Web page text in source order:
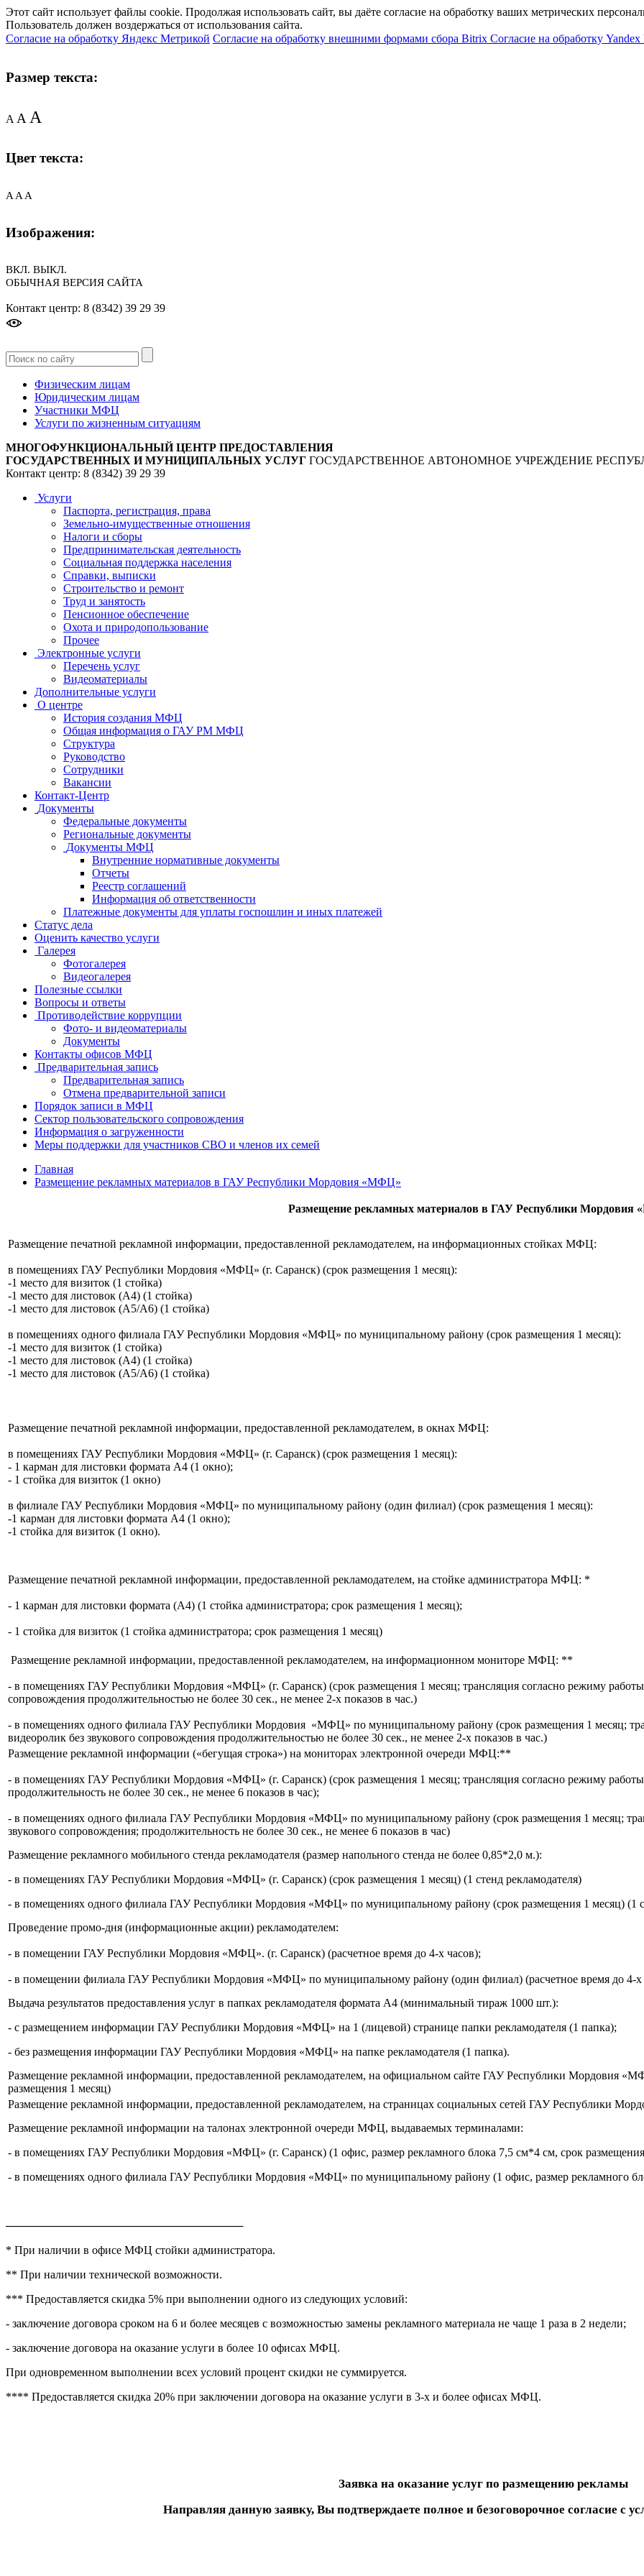
Этот сайт использует файлы cookie. Продолжая использовать сайт, вы даёте согласие на обработку ваших метрических
Пользователь должен воздержаться от использования сайта.
Согласие на обработку Яндекс Метрикой Согласие на обработку внешними формами сбора Bitrix Согласие на обработку Yandex
Размер текста:
AAA
Цвет текста:
A A A
Изображения:
ВКЛ. ВЫКЛ.
ОБЫЧНАЯ ВЕРСИЯ САЙТА
Контакт центр: 8 (8342) 39 29 39
Физическим лицам
Юридическим лицам
Участники МФЦ
Услуги по жизненным ситуациям
МНОГОФУНКЦИОНАЛЬНЫЙ ЦЕНТР ПРЕДОСТАВЛЕНИЯ
ГОСУДАРСТВЕННЫХ И МУНИЦИПАЛЬНЫХ УСЛУГ ГОСУДАРСТВЕННОЕ АВТОНОМНОЕ УЧРЕЖДЕНИЕ
Контакт центр: 8 (8342) 39 29 39
Услуги
Паспорта, регистрация, права
Земельно-имущественные отношения
Налоги и сборы
Предпринимательская деятельность
Социальная поддержка населения
Справки, выписки
Строительство и ремонт
Труд и занятость
Пенсионное обеспечение
Охота и природопользование
Прочее
Электронные услуги
Перечень услуг
Видеоматериалы
Дополнительные услуги
О центре
История создания МФЦ
Общая информация о ГАУ РМ МФЦ
Структура
Руководство
Сотрудники
Вакансии
Контакт-Центр
Документы
Федеральные документы
Региональные документы
Документы МФЦ
Внутренние нормативные документы
Отчеты
Реестр соглашений
Информация об ответственности
Платежные документы для уплаты госпошлин и иных платежей
Статус дела
Оценить качество услуги
Галерея
Фотогалерея
Видеогалерея
Полезные ссылки
Вопросы и ответы
Противодействие коррупции
Фото- и видеоматериалы
Документы
Контакты офисов МФЦ
Предварительная запись
Предварительная запись
Отмена предварительной записи
Порядок записи в МФЦ
Сектор пользовательского сопровождения
Информация о загруженности
Меры поддержки для участников СВО и членов их семей
Главная
Размещение рекламных материалов в ГАУ Республики Мордовия «МФЦ»
Размещение рекламных материалов в ГАУ Республики Мордовия
Размещение печатной рекламной информации, предоставленной рекламодателем, на информационных стойках МФЦ:
в помещениях ГАУ Республики Мордовия «МФЦ» (г. Саранск) (срок размещения 1 месяц):
-1 место для визиток (1 стойка)
-1 место для листовок (А4) (1 стойка)
-1 место для листовок (А5/А6) (1 стойка)
в помещениях одного филиала ГАУ Республики Мордовия «МФЦ» по муниципальному району (срок размещения 1 месяц):
-1 место для визиток (1 стойка)
-1 место для листовок (А4) (1 стойка)
-1 место для листовок (А5/А6) (1 стойка)
Размещение печатной рекламной информации, предоставленной рекламодателем, в окнах МФЦ:
в помещениях ГАУ Республики Мордовия «МФЦ» (г. Саранск) (срок размещения 1 месяц):
- 1 карман для листовки формата А4 (1 окно);
- 1 стойка для визиток (1 окно)
в филиале ГАУ Республики Мордовия «МФЦ» по муниципальному району (один филиал) (срок размещения 1 месяц):
-1 карман для листовки формата А4 (1 окно);
-1 стойка для визиток (1 окно).
Размещение печатной рекламной информации, предоставленной рекламодателем, на стойке администратора МФЦ: *
- 1 карман для листовки формата (А4) (1 стойка администратора; срок размещения 1 месяц);
- 1 стойка для визиток (1 стойка администратора; срок размещения 1 месяц)
Размещение рекламной информации, предоставленной рекламодателем, на информационном мониторе МФЦ: **
- в помещениях ГАУ Республики Мордовия «МФЦ» (г. Саранск) (срок размещения 1 месяц; трансляция согласно режиму работы
сопровождения продолжительностью не более 30 сек., не менее 2-х показов в час.)
- в помещениях одного филиала ГАУ Республики Мордовия «МФЦ» по муниципальному району (срок размещения 1 месяц;
видеоролик без звукового сопровождения продолжительностью не более 30 сек., не менее 2-х показов в час.)
Размещение рекламной информации («бегущая строка») на мониторах электронной очереди МФЦ:**
- в помещениях ГАУ Республики Мордовия «МФЦ» (г. Саранск) (срок размещения 1 месяц; трансляция согласно режиму работы
продолжительность не более 30 сек., не менее 6 показов в час);
- в помещениях одного филиала ГАУ Республики Мордовия «МФЦ» по муниципальному району (срок размещения 1 месяц;
звукового сопровождения; продолжительность не более 30 сек., не менее 6 показов в час)
Размещение рекламного мобильного стенда рекламодателя (размер напольного стенда не более 0,85*2,0 м.):
- в помещениях ГАУ Республики Мордовия «МФЦ» (г. Саранск) (срок размещения 1 месяц) (1 стенд рекламодателя)
- в помещениях одного филиала ГАУ Республики Мордовия «МФЦ» по муниципальному району (срок размещения 1 месяц) (1
Проведение промо-дня (информационные акции) рекламодателем:
- в помещении ГАУ Республики Мордовия «МФЦ». (г. Саранск) (расчетное время до 4-х часов);
- в помещении филиала ГАУ Республики Мордовия «МФЦ» по муниципальному району (один филиал) (расчетное время до 4-х
Выдача результатов предоставления услуг в папках рекламодателя формата А4 (минимальный тираж 1000 шт.):
- с размещением информации ГАУ Республики Мордовия «МФЦ» на 1 (лицевой) странице папки рекламодателя (1 папка);
- без размещения информации ГАУ Республики Мордовия «МФЦ» на папке рекламодателя (1 папка).
Размещение рекламной информации, предоставленной рекламодателем, на официальном сайте ГАУ Республики Мордовия
размещения 1 месяц)
Размещение рекламной информации, предоставленной рекламодателем, на страницах социальных сетей ГАУ Республики
Размещение рекламной информации на талонах электронной очереди МФЦ, выдаваемых терминалами:
- в помещениях ГАУ Республики Мордовия «МФЦ» (г. Саранск) (1 офис, размер рекламного блока 7,5 см*4 см, срок
- в помещениях одного филиала ГАУ Республики Мордовия «МФЦ» по муниципальному району (1 офис, размер рекламного
──────────────────────────────
* При наличии в офисе МФЦ стойки администратора.
** При наличии технической возможности.
*** Предоставляется скидка 5% при выполнении одного из следующих условий:
- заключение договора сроком на 6 и более месяцев с возможностью замены рекламного материала не чаще 1 раза в 2 недели;
- заключение договора на оказание услуги в более 10 офисах МФЦ.
При одновременном выполнении всех условий процент скидки не суммируется.
**** Предоставляется скидка 20% при заключении договора на оказание услуги в 3-х и более офисах МФЦ.
Заявка на оказание услуг по размещению рекламы
Направляя данную заявку, Вы подтверждаете полное и безоговорочное согласие с